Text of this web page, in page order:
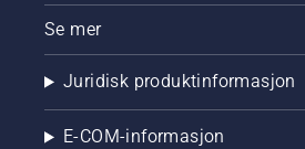
Se mer
Juridisk produktinformasjon
E-COM-informasjon